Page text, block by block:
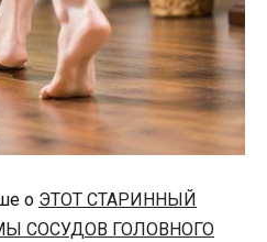
о ЭТОТ СТАРИННЫЙ
СОСУДОВ ГОЛОВНОГО